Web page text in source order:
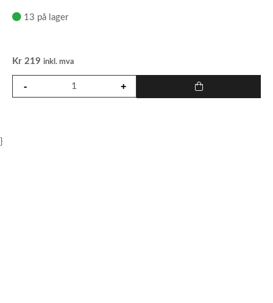
13 på lager
Kr 219 inkl. mva
}